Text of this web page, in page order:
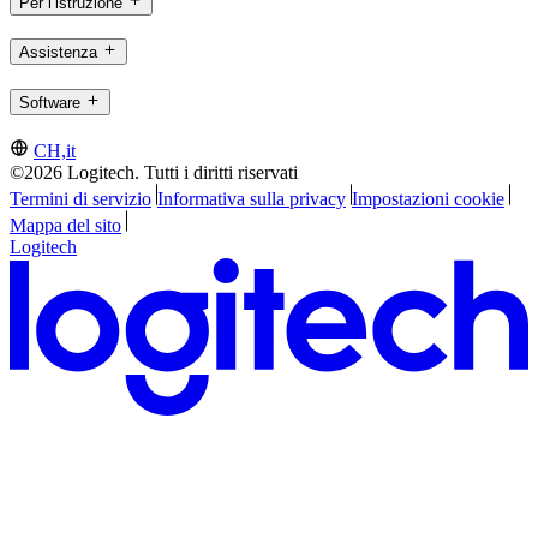
Assistenza
Software
CH,it
©2026 Logitech. Tutti i diritti riservati
Termini di servizio Informativa sulla privacy Impostazioni cookie
Mappa del sito
Logitech